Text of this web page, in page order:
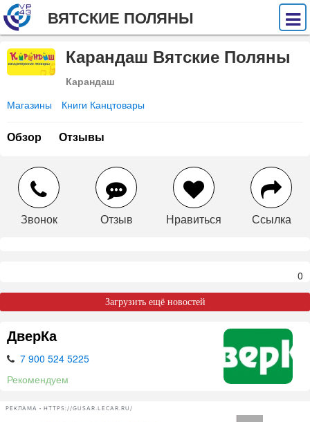
ВЯТСКИЕ ПОЛЯНЫ
Карандаш Вятские Поляны
Карандаш
Магазины Книги Канцтовары
Обзор Отзывы
Звонок Отзыв Нравиться Ссылка
0
Загрузить ещё новостей
ДверКа
7 900 524 5225
Рекомендуем
РЕКЛАМА • HTTPS://GUSAR.LECAR.RU/